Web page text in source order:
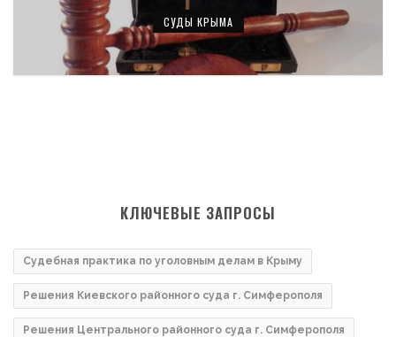
СУДЫ КРЫМА
КЛЮЧЕВЫЕ ЗАПРОСЫ
Судебная практика по уголовным делам в Крыму
Решения Киевского районного суда г. Симферополя
Решения Центрального районного суда г. Симферополя